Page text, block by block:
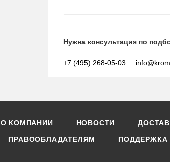
Нужна консультация по
+7 (495) 268-05-03
О КОМПАНИИ НОВОСТИ
ПРАВООБЛАДАТЕЛЯМ ПОДДЕРЖКА